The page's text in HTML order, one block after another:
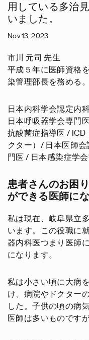
用している多治
いました。
Nov 13, 2023
市川 元司 先生
平成５年に医師資格
染管理部長を務める。
日本内科学会認定内
日本呼吸器学会専門
抗酸菌症指導医 / ICD
クター）/ 日本医師
門医 / 日本感染症学
患者さんのお困
ができる医師に
私は現在、岐阜県立
います。この役職に
器内科医つまり医師
になります。
私は小さい頃に大病
け、病院やドクター
した。子供の頃の病
医師は多いものです